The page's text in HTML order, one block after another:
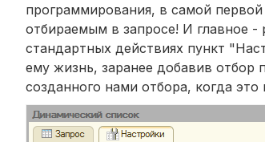
программирования, в самой
отбираемым в запросе! И главное
стандартных действиях пункт
ему жизнь, заранее добавив отбор
созданного нами отбора, когда это